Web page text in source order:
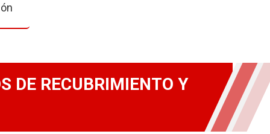
DE RECUBRIMIENTO Y